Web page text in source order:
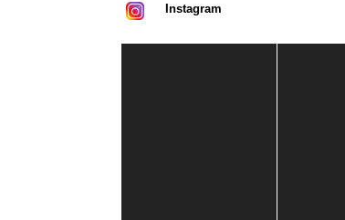
Instagram